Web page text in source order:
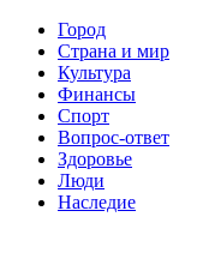
Город
Страна и мир
Культура
Финансы
Спорт
Вопрос-ответ
Здоровье
Люди
Наследие